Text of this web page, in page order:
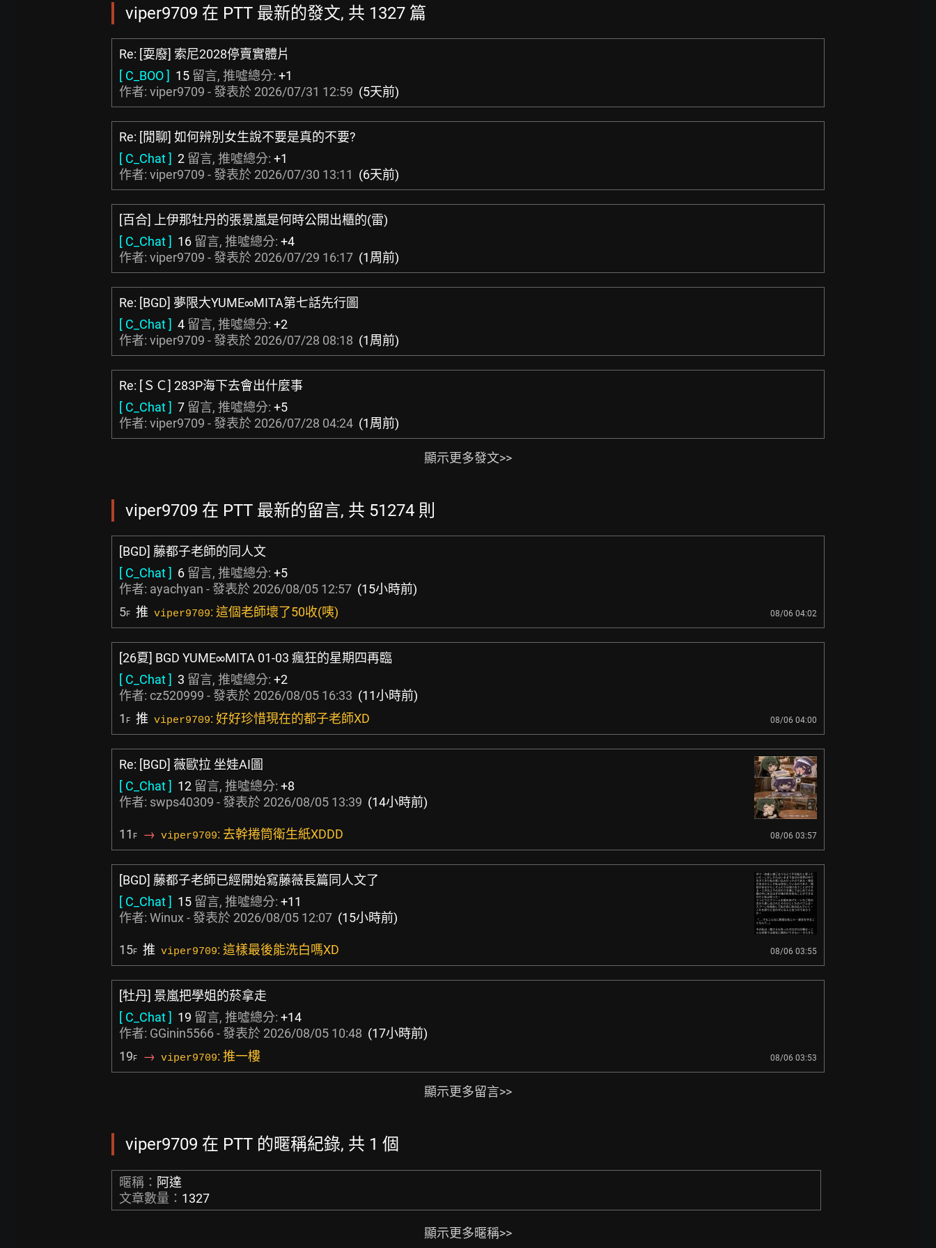
viper9709 在 PTT 最新的發文, 共 1327 篇
Re: [耍廢] 索尼2028停賣實體片
[ C_BOO ] 15 留言, 推噓總分: +1
作者: viper9709 - 發表於 2026/07/31 12:59 (5天前)
Re: [閒聊] 如何辨別女生說不要是真的不要?
[ C_Chat ] 2 留言, 推噓總分: +1
作者: viper9709 - 發表於 2026/07/30 13:11 (6天前)
[百合] 上伊那牡丹的張景嵐是何時公開出櫃的(雷)
[ C_Chat ] 16 留言, 推噓總分: +4
作者: viper9709 - 發表於 2026/07/29 16:17 (1周前)
Re: [BGD] 夢限大YUME∞MITA第七話先行圖
[ C_Chat ] 4 留言, 推噓總分: +2
作者: viper9709 - 發表於 2026/07/28 08:18 (1周前)
Re: [ＳＣ] 283P海下去會出什麼事
[ C_Chat ] 7 留言, 推噓總分: +5
作者: viper9709 - 發表於 2026/07/28 04:24 (1周前)
顯示更多發文>>
viper9709 在 PTT 最新的留言, 共 51274 則
[BGD] 藤都子老師的同人文
[ C_Chat ] 6 留言, 推噓總分: +5
作者: ayachyan - 發表於 2026/08/05 12:57 (15小時前)
5F 推 viper9709: 這個老師壞了50收(咦) 08/06 04:02
[26夏] BGD YUME∞MITA 01-03 瘋狂的星期四再臨
[ C_Chat ] 3 留言, 推噓總分: +2
作者: cz520999 - 發表於 2026/08/05 16:33 (11小時前)
1 F 推 viper9709: 好好珍惜現在的都子老師XD 08/06 04:00
Re: [BGD] 薇歐拉 坐娃AI圖
[ C_Chat ] 12 留言, 推噓總分: +8
作者: swps40309 - 發表於 2026/08/05 13:39 (14小時前)
11 F → viper9709: 去幹捲筒衛生紙XDDD 08/06 03:57
[BGD] 藤都子老師已經開始寫藤薇長篇同人文了
[ C_Chat ] 15 留言, 推噓總分: +11
作者: Winux - 發表於 2026/08/05 12:07 (15小時前)
15F 推 viper9709: 這樣最後能洗白嗎XD 08/06 03:55
[牡丹] 景嵐把學姐的菸拿走
[ C_Chat ] 19 留言, 推噓總分: +14
作者: GGinin5566- 發表於 2026/08/05 10:48 (17小時前)
19F → viper9709: 推一樓 08/06 03:53
顯示更多留言>>
viper9709 在 PTT 的暱稱紀錄, 共 1 個
暱稱： 阿達
文章數量： 1327
顯示更多暱稱>>